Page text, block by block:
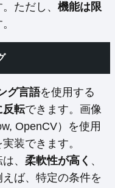
ただし、 機能は限
グ言語を使用する
反転できます。画像
OpenCV）を使用
装できます。
、 柔軟性が高く 、
ば、特定の条件を